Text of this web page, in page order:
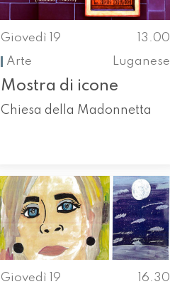
Giovedì 19
13.00
Arte
Luganese
Mostra di icone
Chiesa della Madonnetta
Giovedì 19
16.30